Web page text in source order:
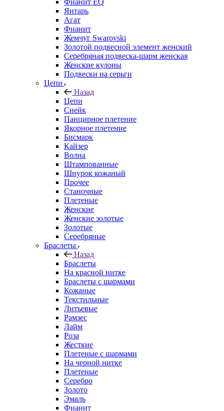
Фианит EQ
Янтарь
Агат
Фианит
Жемчуг Swarovski
Золотой подвесной элемент женcкий
Серебряная подвеска-шарм женская
Женские кулоны
Подвески на серьги
Цепи
Назад
Цепи
Снейк
Панцирное плетение
Якорное плетение
Бисмарк
Кайзер
Волна
Штампованные
Шнурок кожаный
Прочее
Станочные
Плетеные
Женские
Женские золотые
Золотые
Серебряные
Браслеты
Назад
Браслеты
На красной нитке
Браслеты с шармами
Кожаные
Текстильные
Литьевые
Рамзес
Лайм
Роза
Жесткие
Плетеные с шармами
На черной нитке
Плетеные
Серебро
Золото
Эмаль
Фианит